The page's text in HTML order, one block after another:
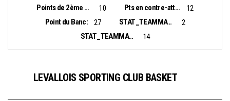
Points de 2ème chance:
10 Pts en contre-attaque:
12
Point du Banc:
27 STAT_TEAMMATCH_BASKETBALL_sBiggestLead_NAME:
2
STAT_TEAMMATCH_BASKETBALL_sBiggestScoringRun_NAME:
14
LEVALLOIS SPORTING CLUB BASKET